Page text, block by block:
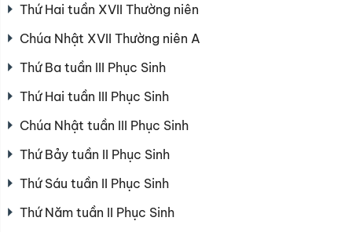
Thứ Hai tuần XVII Thường niên
Chúa Nhật XVII Thường niên A
Thứ Ba tuần III Phục Sinh
Thứ Hai tuần III Phục Sinh
Chúa Nhật tuần III Phục Sinh
Thứ Bảy tuần II Phục Sinh
Thứ Sáu tuần II Phục Sinh
Thứ Năm tuần II Phục Sinh